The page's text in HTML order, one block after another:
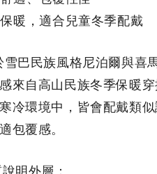
暖，適合兒童冬季配戴
巴民族風格尼泊爾與喜
來自高山民族冬季保暖
冷環境中，皆會配戴類
包覆感。